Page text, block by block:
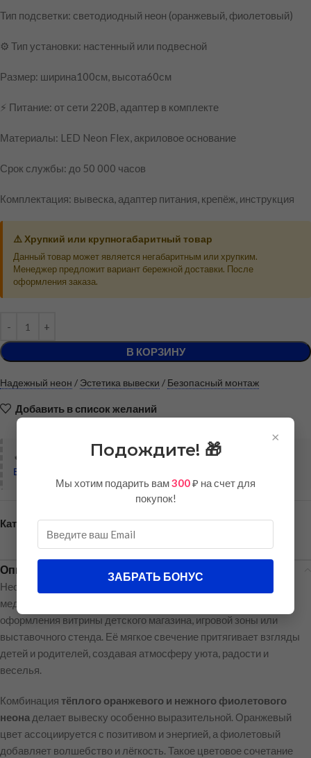
Тип подсветки: светодиодный неон (оранжевый, фиолетовый)
⚙️ Тип установки: настенный или подвесной
Размер: ширина100см, высота60см
⚡ Питание: от сети 220В, адаптер в комплекте
Материалы: LED Neon Flex, акриловое основание
Срок службы: до 50 000 часов
Комплектация: вывеска, адаптер питания, крепёж, инструкция
⚠️ Хрупкий или крупногабаритный товар
Данный товар может является негабаритным или хрупким.
Менеджер предложит вариант бережной доставки. После
оформления заказа.
В КОРЗИНУ
Надежный неон / Эстетика вывески / Безопасный монтаж
Добавить в список желаний
🔥
Хотите купить дешевле?
Войдите в аккаунт
Категория:Неоновые надписи
Описание
Неоновая вывеска
медвежонка — это яркое и доброжелательное решение для
оформления витрины детского магазина, игровой зоны или
выставочного стенда. Её мягкое свечение притягивает взгляды
детей и родителей, создавая атмосферу уюта, радости и
веселья.
Комбинация тёплого оранжевого и нежного фиолетового
неона делает вывеску особенно выразительной. Оранжевый
цвет ассоциируется с позитивом и энергией, а фиолетовый
добавляет волшебство и лёгкость. Такое цветовое сочетание
×
Подождите! 🎁
Мы хотим подарить вам300₽ на счет для
покупок!
ЗАБРАТЬ БОНУС